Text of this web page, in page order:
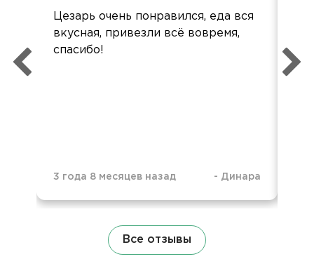
Цезарь очень понравился, еда вся
вкусная, привезли всё вовремя,
спасибо!
3 года 8 месяцев назад - Динара
Все отзывы